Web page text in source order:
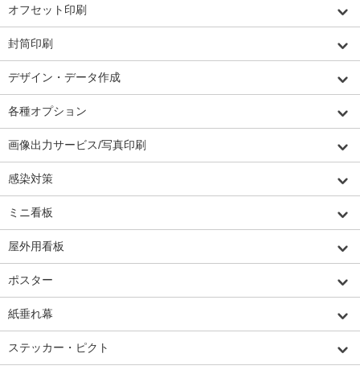
オフセット印刷
封筒印刷
デザイン・データ作成
各種オプション
画像出力サービス/写真印刷
感染対策
ミニ看板
屋外用看板
ポスター
紙垂れ幕
ステッカー・ピクト